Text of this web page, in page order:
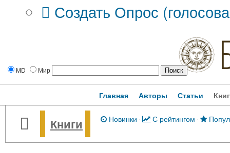
Создать Опрос
MD Мир
Главная Авторы Статьи
Книги Новинки · С рейтингом ·